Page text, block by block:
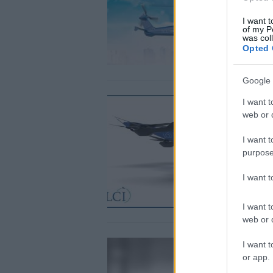
I want
of my
was
Opted
Google
I want
web or
I want
I want
I want
web or
I want
or app.